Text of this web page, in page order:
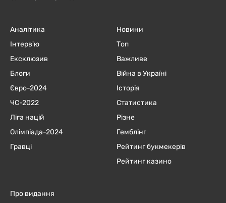
Аналітика
Інтерв'ю
Ексклюзив
Блоги
Євро-2024
ЧC-2022
Ліга націй
Олімпіада-2024
Гравці
Новини
Топ
Важливе
Війна в Україні
Історія
Статистика
Різне
Гемблінг
Рейтинг букмекерів
Рейтинг казино
Про видання